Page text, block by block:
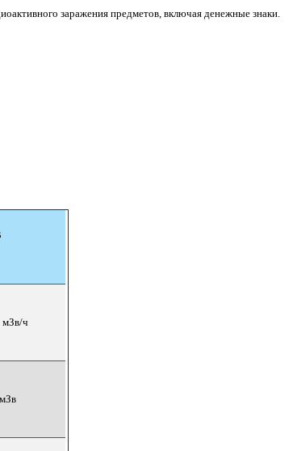
заражения предметов, включая денежные знаки.
мЗв/ч